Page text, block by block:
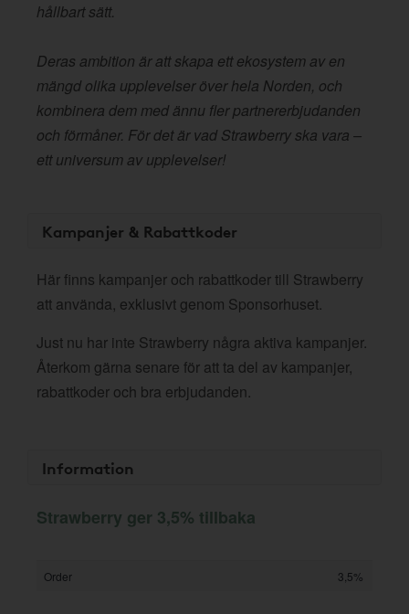
hållbart sätt.
Deras ambition är att skapa ett ekosystem av en
mängd olika upplevelser över hela Norden, och
kombinera dem med ännu fler partnererbjudanden
och förmåner. För det är vad Strawberry ska vara –
ett universum av upplevelser!
Kampanjer & Rabattkoder
Här finns kampanjer och rabattkoder till Strawberry
att använda, exklusivt genom Sponsorhuset.
Just nu har inte Strawberry några aktiva kampanjer.
Återkom gärna senare för att ta del av kampanjer,
rabattkoder och bra erbjudanden.
Information
Strawberry ger 3,5% tillbaka
Order 3,5%